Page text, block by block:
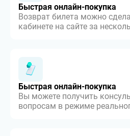
Быстрая онлайн-покупка
Возврат билета можно
кабинете на сайте за
Быстрая онлайн-покупка
Вы можете получить
вопросам в режиме